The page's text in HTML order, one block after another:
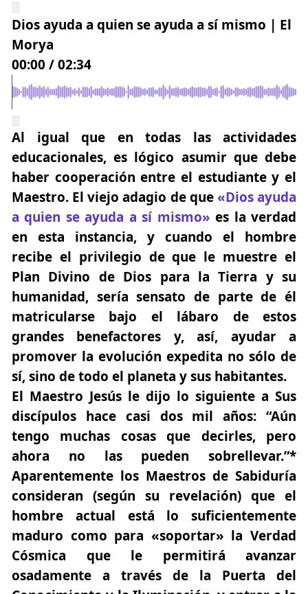
Dios ayuda a quien se ayuda a sí mismo | El
Morya
00:00 /02:34
Al igual que en todas las actividades
educacionales, es lógico asumir que debe
haber cooperación entre el estudiante y el
Maestro. El viejo adagio de que «Dios ayuda
a quien se ayuda a sí mismo» es la verdad
en esta instancia, y cuando el hombre
recibe el privilegio de que le muestre el
Plan Divino de Dios para la Tierra y su
humanidad, sería sensato de parte de él
matricularse bajo el lábaro de estos
grandes benefactores y, así, ayudar a
promover la evolución expedita no sólo de
sí, sino de todo el planeta y sus habitantes.
El Maestro Jesús le dijo lo siguiente a Sus
discípulos hace casi dos mil años: “Aún
tengo muchas cosas que decirles, pero
ahora no las pueden sobrellevar.”*
Aparentemente los Maestros de Sabiduría
consideran (según su revelación) que el
hombre actual está lo suficientemente
maduro como para «soportar» la Verdad
Cósmica que le permitirá avanzar
osadamente a través de la Puerta del